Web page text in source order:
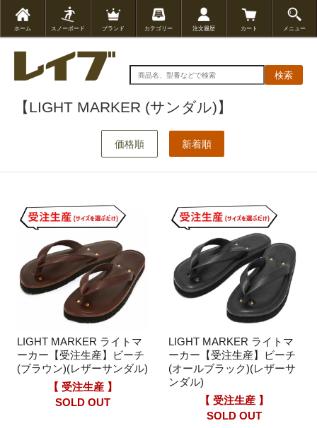
ホーム スノーボード ブランド カテゴリー 注文履歴 カート メニュー
検索
【LIGHT MARKER (サンダル)】
価格順 新着順
LIGHT MARKER ライトマ
ーカー【受注生産】ビーチ
(ブラウン)(レザーサンダル)
【 受注生産 】
SOLD OUT
LIGHT MARKER ライトマ
ーカー【受注生産】ビーチ
(オールブラック)(レザーサ
ンダル)
【 受注生産 】
SOLD OUT